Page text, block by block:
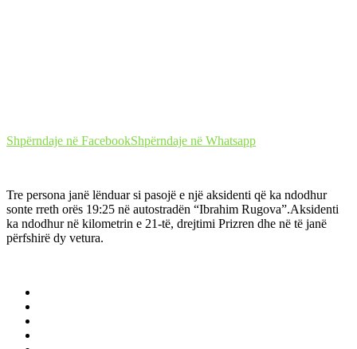
Shpërndaje në FacebookShpërndaje në Whatsapp
Tre persona janë lënduar si pasojë e një aksidenti që ka ndodhur
sonte rreth orës 19:25 në autostradën “Ibrahim Rugova”.Aksidenti
ka ndodhur në kilometrin e 21-të, drejtimi Prizren dhe në të janë
përfshirë dy vetura.